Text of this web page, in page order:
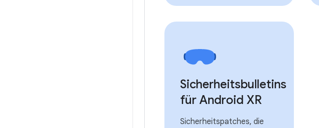
Sicherheitsbulletins
für Android XR
Sicherheitspatches, die